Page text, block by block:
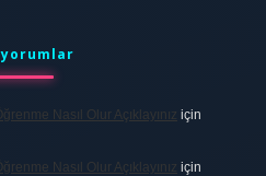
yorumlar
Nasıl Olur Açıklayınız için
Nasıl Olur Açıklayınız için